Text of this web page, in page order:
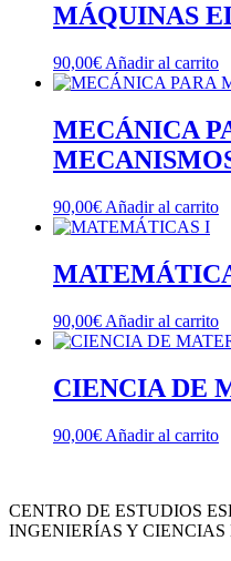
MÁQUINAS
90,00€ Añadir al carrito
MECÁNICA
90,00€ Añadir al carrito
90,00€ Añadir al carrito
CIENCIA DE
90,00€ Añadir al carrito
CENTRO DE ESTUDIOS
INGENIERÍAS Y CIENCIAS